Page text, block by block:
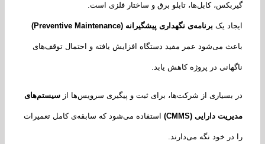
کابل‌ها، تابلو برق و ساختار فلزی است.
برنامه‌ی نگهداری پیشگیرانه (Preventive Maintenance)
می‌شود عمر مفید دستگاه افزایش یافته و احتمال توقف‌های
در پروژه کاهش یابد.
بسیاری از شرکت‌ها، برای ثبت و پیگیری سرویس‌ها ازسیستم‌های
دارایی(CMMS) استفاده می‌شود که سابقه‌ی کامل تعمیرات
خود نگه می‌دارند.